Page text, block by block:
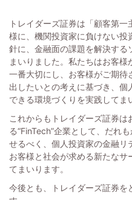
トレイダーズ証券は「顧客第
様に、機関投資家に負けない
針に、金融面の課題を解決する
まいりました。私たちはお客
一番大切にし、お客様がご期待
出したいとの考えに基づき、
できる環境づくりを実践してま
これからもトレイダーズ証券
る“FinTech”企業として、だれ
せるべく、個人投資家の金融リ
お客様と社会が求める新たな
てまいります。
今後とも、トレイダーズ証券を